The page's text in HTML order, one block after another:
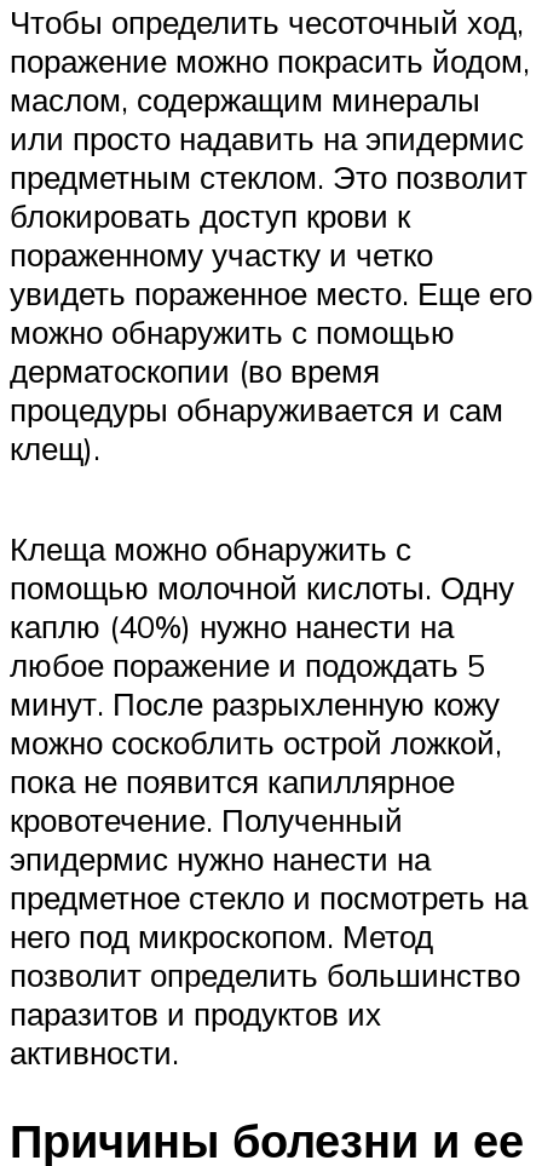
Чтобы определить чесоточный ход,
поражение можно покрасить йодом,
маслом, содержащим минералы
или просто надавить на эпидермис
предметным стеклом. Это позволит
блокировать доступ крови к
пораженному участку и четко
увидеть пораженное место. Еще его
можно обнаружить с помощью
дерматоскопии (во время
процедуры обнаруживается и сам
клещ).
Клеща можно обнаружить с
помощью молочной кислоты. Одну
каплю (40%) нужно нанести на
любое поражение и подождать 5
минут. После разрыхленную кожу
можно соскоблить острой ложкой,
пока не появится капиллярное
кровотечение. Полученный
эпидермис нужно нанести на
предметное стекло и посмотреть на
него под микроскопом. Метод
позволит определить большинство
паразитов и продуктов их
активности.
Причины болезни и ее